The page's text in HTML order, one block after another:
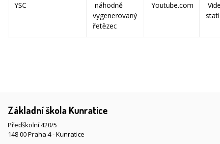
YSC
náhodně
vygenerovaný
řetězec
Youtube.com
Základní škola Kunratice
Předškolní 420/5
148 00 Praha 4 - Kunratice